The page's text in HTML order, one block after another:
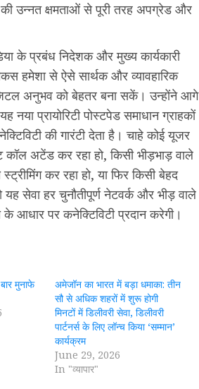
की उन्नत क्षमताओं से पूरी तरह अपग्रेड और
के प्रबंध निदेशक और मुख्य कार्यकारी
हमेशा से ऐसे सार्थक और व्यावहारिक
अनुभव को बेहतर बना सकें। उन्होंने आगे
प्रायोरिटी पोस्टपेड समाधान ग्राहकों
की गारंटी देता है। चाहे कोई यूजर
कॉल अटेंड कर रहा हो, किसी भीड़भाड़ वाले
कर रहा हो, या फिर किसी बेहद
सेवा हर चुनौतीपूर्ण नेटवर्क और भीड़ वाले
आधार पर कनेक्टिविटी प्रदान करेगी।
मुनाफे
अमेजॉन का भारत में बड़ा धमाका: तीन
सौ से अधिक शहरों में शुरू होगी
मिनटों में डिलीवरी सेवा, डिलीवरी
पार्टनर्स के लिए लॉन्च किया ‘सम्मान’
कार्यक्रम
June 29, 2026
In "व्यापार"